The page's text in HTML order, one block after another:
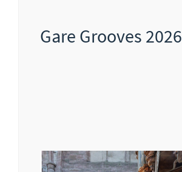
Gare Grooves 2026